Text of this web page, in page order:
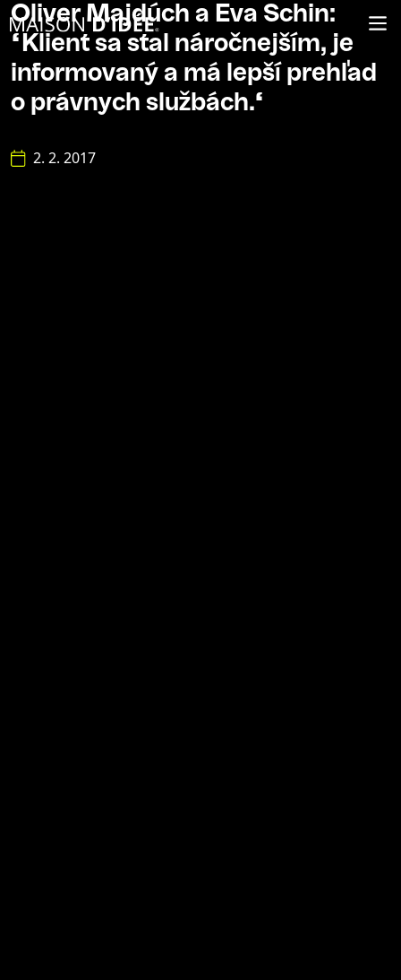
Oliver Majdúch a Eva Schin:
“Klient sa stal náročnejším, je
informovaný a má lepší prehľad
o právnych službách.“
2. 2. 2017